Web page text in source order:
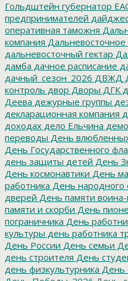
Гольдштейн губернатор
предпринимателей
оперативная таможня
компания Дальневосточное
дальневосточный гектар
дамба дачное расписание
дачный_сезон_2026 ДВЖД
контроль двор Дворы ДГК
Деева дежурные группы
декларационная компания
доходах дело Ельчина
переводы День
День Государственного
день защиты детей День
День космонавтики День
работника День народного
дверей День памяти
памяти и скорби День
пограничника День
культуры день работника
День России День семьи
день строителя День
день физкультурника День